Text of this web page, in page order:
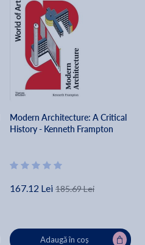
Modern Architecture: A Critical
History - Kenneth Frampton
167.12 Lei 185.69 Lei
Adaugă în coș